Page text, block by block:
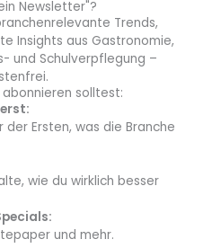
Cocktail Essentials
und ist zu einem
Mit der ISBN 978-3-
Essentials im
Händler wie
verfügbar.
Newsletter"?
Trends,
Insights aus Gastronomie,
und Schulverpflegung –
solltest:
Ersten, was die Branche
wie du wirklich besser
und mehr.